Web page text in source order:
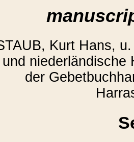
Kurt Hans,
und niederländische
der